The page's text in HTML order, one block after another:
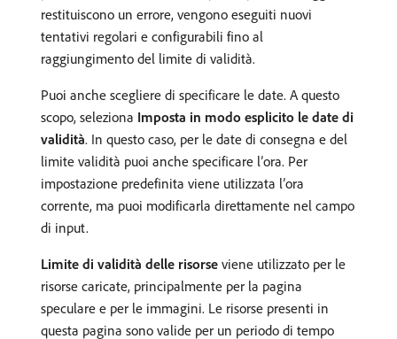
restituiscono un errore, vengono eseguiti nuovi
tentativi regolari e configurabili fino al
raggiungimento del limite di validità.
Puoi anche scegliere di specificare le date. A questo
scopo, seleziona Imposta in modo esplicito le date di
validità. In questo caso, per le date di consegna e del
limite validità puoi anche specificare l’ora. Per
impostazione predefinita viene utilizzata l’ora
corrente, ma puoi modificarla direttamente nel campo
di input.
Limite di validità delle risorse viene utilizzato per le
risorse caricate, principalmente per la pagina
speculare e per le immagini. Le risorse presenti in
questa pagina sono valide per un periodo di tempo